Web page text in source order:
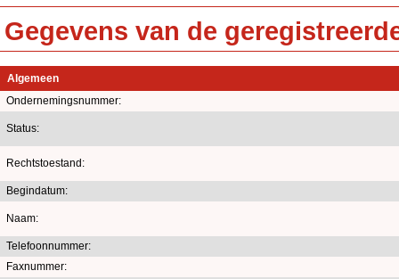
Gegevens van de
Algemeen
Ondernemingsnummer:
Status:
Rechtstoestand:
Begindatum:
Naam:
Telefoonnummer:
Faxnummer: